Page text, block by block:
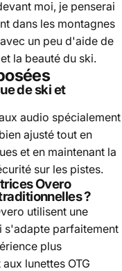
moi, je penserai
dans les montagnes
un peu d'aide de
la beauté du ski.
de ski et
audio spécialement
ajusté tout en
et en maintenant la
sur les pistes.
Overo
?
utilisent une
s'adapte parfaitement
plus
lunettes OTG